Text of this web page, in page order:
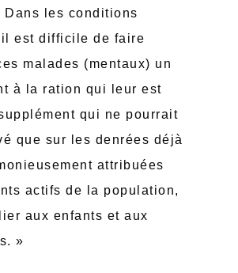
Dans les conditions
est difficile de faire
malades (mentaux) un
à la ration qui leur est
qui ne pourrait
que sur les denrées déjà
attribuées
actifs de la population,
aux enfants et aux
»